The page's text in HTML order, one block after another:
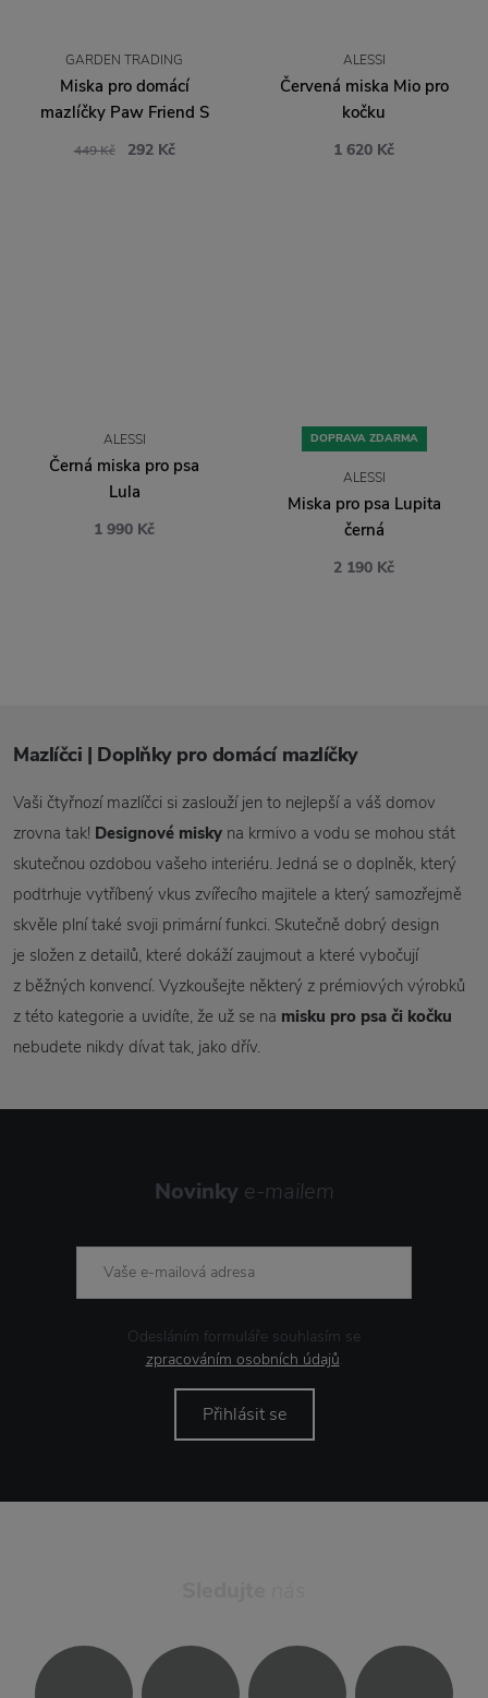
GARDEN TRADING
Miska pro domácí
mazlíčky Paw Friend S
449 Kč 292 Kč
ALESSI
Červená miska Mio pro
kočku
1 620 Kč
ALESSI
Černá miska pro psa
Lula
1 990 Kč
DOPRAVA ZDARMA
ALESSI
Miska pro psa Lupita
černá
2 190 Kč
Mazlíčci | Doplňky pro domácí mazlíčky
Vaši čtyřnozí mazlíčci si zaslouží jen to nejlepší a váš domov
zrovna tak! Designové misky na krmivo a vodu se mohou stát
skutečnou ozdobou vašeho interiéru. Jedná se o doplněk, který
podtrhuje vytříbený vkus zvířecího majitele a který samozřejmě
skvěle plní také svoji primární funkci. Skutečně dobrý design
je složen z detailů, které dokáží zaujmout a které vybočují
z běžných konvencí. Vyzkoušejte některý z prémiových výrobků
z této kategorie a uvidíte, že už se na misku pro psa či kočku
nebudete nikdy dívat tak, jako dřív.
Novinky e-mailem
Odesláním formuláře souhlasím se
zpracováním osobních údajů.
Přihlásit se